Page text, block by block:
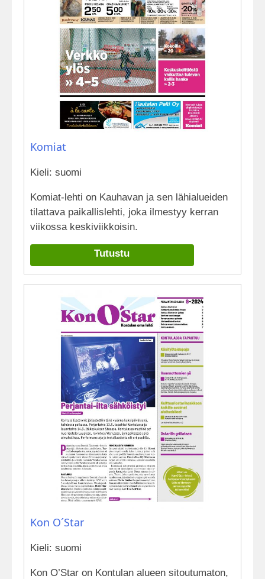
Komiat
Kieli: suomi
Komiat-lehti on Kauhavan ja sen lähialueiden
tilattava paikallislehti, joka ilmestyy kerran
viikossa keskiviikkoisin.
Tutustu
Kon O´Star
Kieli: suomi
Kon O’Star on Kontulan alueen sitoutumaton,